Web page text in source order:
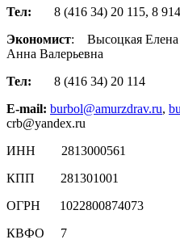
Тел: 8 (416 34) 20 115, 8 914
Экономист: Высоцкая Елена
Анна Валерьевна
Тел: 8 (416 34) 20 114
E-mail: burbol@amurzdrav.ru,
crb@yandex.ru
ИНН 2813000561
КПП 281301001
ОГРН 1022800874073
КВФО 7